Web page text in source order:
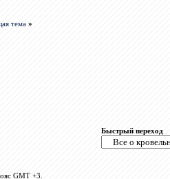
тема »
Быстрый переход
GMT +3.